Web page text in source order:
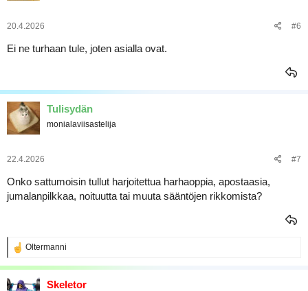
20.4.2026 #6
Ei ne turhaan tule, joten asialla ovat.
Tulisydän
monialaviisastelija
22.4.2026 #7
Onko sattumoisin tullut harjoitettua harhaoppia, apostaasia,
jumalanpilkkaa, noituutta tai muuta sääntöjen rikkomista?
R
a
Oltermanni
Skeletor